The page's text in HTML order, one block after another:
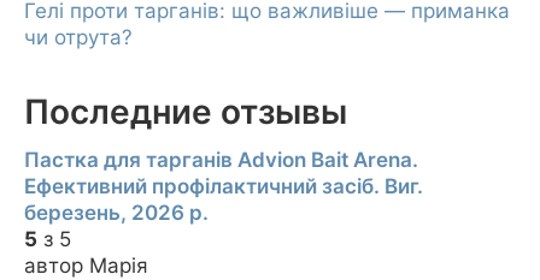
Гелі проти тарганів: що важливіше — приманка
чи отрута?
Последние отзывы
Пастка для тарганів Advion Bait Arena.
Ефективний профілактичний засіб. Виг.
березень, 2026 р.
5 з 5
автор Марія